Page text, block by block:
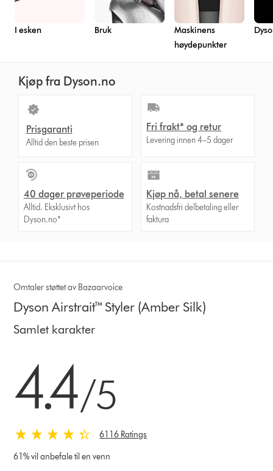
I esken Bruk
Maskinens
høydepunkter
Kjøp fra Dyson.no
Prisgaranti
Alltid den beste prisen
Fri frakt* og retur
Levering innen 4–5 dager
40 dager prøveperiode
Alltid. Eksklusivt hos
Dyson.no*
Kjøp nå, betal senere
Kostnadsfri delbetaling eller
faktura
Omtaler støttet av Bazaarvoice
Dyson Airstrait™ Styler (Amber Silk)
Samlet karakter
4.4/5
6116 Ratings
61% vil anbefale til en venn